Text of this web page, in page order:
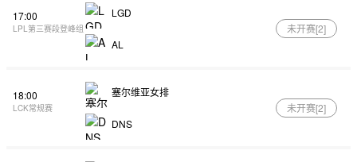
17:00
LPL第三赛段登峰组
LGD
AL
未开赛[2]
18:00
LCK常规赛
塞尔维亚女排
DNS
未开赛[2]